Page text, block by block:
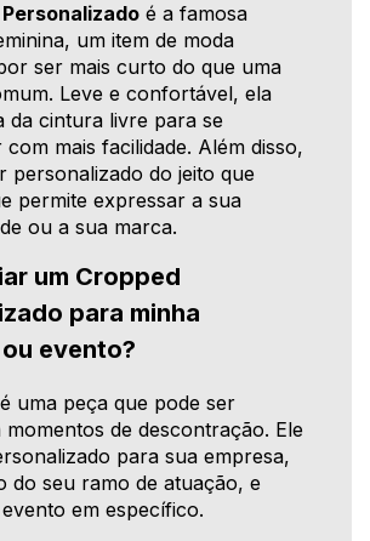
é a famosa
um item de moda
ser mais curto do que uma
Leve e confortável, ela
da cintura livre para se
com mais facilidade. Além disso,
personalizado do jeito que
permite expressar a sua
ou a sua marca.
um Cropped
para minha
evento?
uma peça que pode ser
momentos de descontração. Ele
para sua empresa,
do seu ramo de atuação, e
em específico.